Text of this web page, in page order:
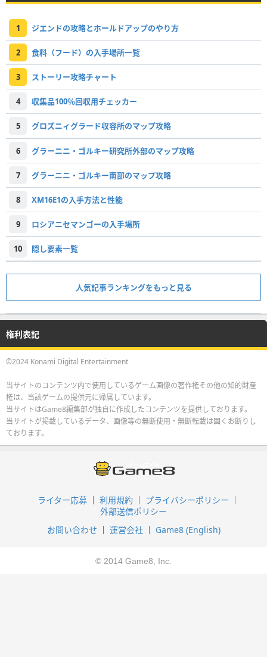
1 ジエンドの攻略とホールドアップのやり方
2 食料（フード）の入手場所一覧
3 ストーリー攻略チャート
4 収集品100％回収用チェッカー
5 グロズニィグラード収容所のマップ攻略
6 グラーニニ・ゴルキー研究所外部のマップ攻略
7 グラーニニ・ゴルキー南部のマップ攻略
8 XM16E1の入手方法と性能
9 ロシアニセマンゴーの入手場所
10 隠し要素一覧
人気記事ランキングをもっと見る
権利表記
©2024 Konami Digital Entertainment
当サイトのコンテンツ内で使用しているゲーム画像の著作権その他の知的財産
権は、当該ゲームの提供元に帰属しています。
当サイトはGame8編集部が独自に作成したコンテンツを提供しております。
当サイトが掲載しているデータ、画像等の無断使用・無断転載は固くお断りし
ております。
ライター応募 利用規約
プライバシーポリシー
外部送信ポリシー
お問い合わせ
運営会社 Game8 (English)
© 2014 Game8, Inc.